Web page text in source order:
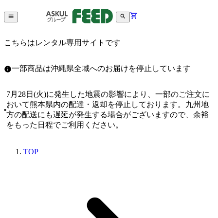
こちらはレンタル専用サイトです
一部商品は沖縄県全域へのお届けを停止しています
7月28日(火)に発生した地震の影響により、一部のご注文に
おいて熊本県内の配達・返却を停止しております。九州地
方の配送にも遅延が発生する場合がございますので、余裕
をもった日程でご利用ください。
TOP